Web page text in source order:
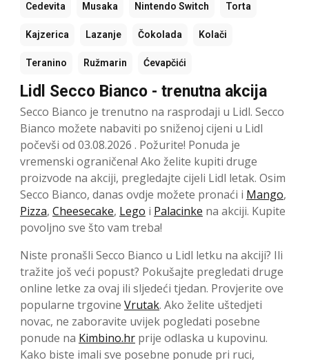
Cedevita Musaka Nintendo Switch Torta
Kajzerica Lazanje Čokolada Kolači
Teranino Ružmarin Ćevapčići
Lidl Secco Bianco - trenutna akcija
Secco Bianco je trenutno na rasprodaji u Lidl. Secco
Bianco možete nabaviti po sniženoj cijeni u Lidl
počevši od 03.08.2026 . Požurite! Ponuda je
vremenski ograničena! Ako želite kupiti druge
proizvode na akciji, pregledajte cijeli Lidl letak. Osim
Secco Bianco, danas ovdje možete pronaći i Mango,
Pizza, Cheesecake, Lego i Palacinke na akciji. Kupite
povoljno sve što vam treba!
Niste pronašli Secco Bianco u Lidl letku na akciji? Ili
tražite još veći popust? Pokušajte pregledati druge
online letke za ovaj ili sljedeći tjedan. Provjerite ove
popularne trgovine Vrutak. Ako želite uštedjeti
novac, ne zaboravite uvijek pogledati posebne
ponude na Kimbino.hr prije odlaska u kupovinu.
Kako biste imali sve posebne ponude pri ruci,